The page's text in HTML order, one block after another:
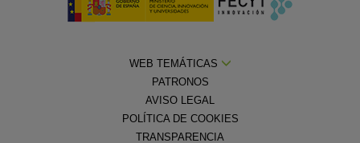
WEB TEMÁTICAS
PATRONOS
AVISO LEGAL
POLÍTICA DE COOKIES
TRANSPARENCIA